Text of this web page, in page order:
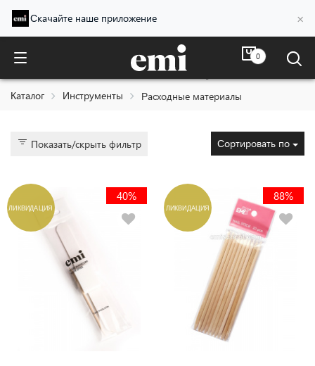
Скачайте наше приложение ×
0
Расходные материалы
Каталог Инструменты Расходные материалы
Показать/скрыть фильтр Сортировать по
ЛИКВИДАЦИЯ
40%
ЛИКВИДАЦИЯ
88%